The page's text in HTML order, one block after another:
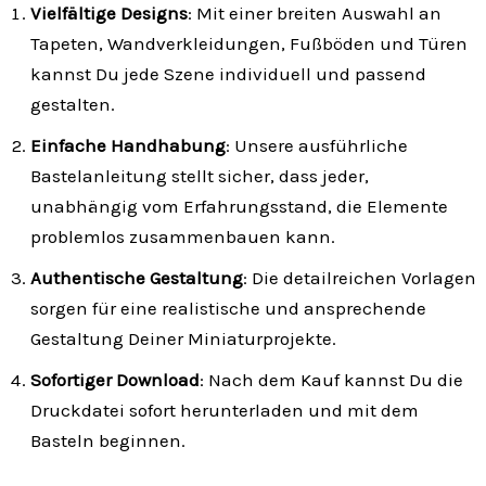
Vielfältige Designs: Mit einer breiten Auswahl an
Tapeten, Wandverkleidungen, Fußböden und Türen
kannst Du jede Szene individuell und passend
gestalten.
Einfache Handhabung: Unsere ausführliche
Bastelanleitung stellt sicher, dass jeder,
unabhängig vom Erfahrungsstand, die Elemente
problemlos zusammenbauen kann.
Authentische Gestaltung: Die detailreichen Vorlagen
sorgen für eine realistische und ansprechende
Gestaltung Deiner Miniaturprojekte.
Sofortiger Download: Nach dem Kauf kannst Du die
Druckdatei sofort herunterladen und mit dem
Basteln beginnen.